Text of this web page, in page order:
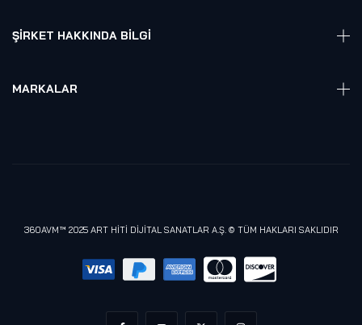
Sepet
ŞIRKET HAKKINDA BILGI
Referanslarımız
MARKALAR
360AVM™ 2025 ART HİTİ DİJİTAL SANATLAR A.Ş. © TÜM HAKLARI SAKLIDIR